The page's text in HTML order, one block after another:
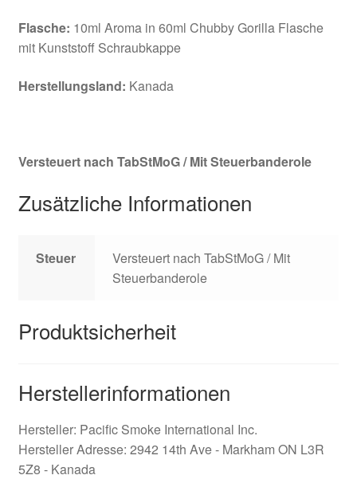
Flasche: 10ml Aroma in 60ml Chubby Gorilla Flasche
mit Kunststoff Schraubkappe
Herstellungsland: Kanada
Versteuert nach TabStMoG / Mit Steuerbanderole
Zusätzliche Informationen
Steuer
Versteuert nach TabStMoG / Mit
Steuerbanderole
Produktsicherheit
Herstellerinformationen
Hersteller: Pacific Smoke International Inc.
Hersteller Adresse: 2942 14th Ave - Markham ON L3R
5Z8 - Kanada